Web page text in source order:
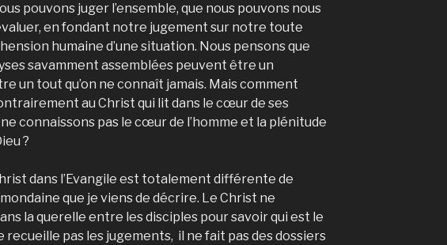
pouvons juger l’ensemble, que nous pouvons nous
en fondant notre jugement sur notre toute
humaine d’une situation. Nous pensons que
savamment assemblées peuvent être un
un tout qu’on ne connaît jamais. Mais comment
au Christ qui lit dans le cœur de ses
connaissons pas le cœur de l’homme et la plénitude
?
dans l’Evangile est totalement différente de
que je viens de décrire. Le Christ ne
la querelle entre les disciples pour savoir qui est le
recueille pas les jugements, il ne fait pas des dossiers